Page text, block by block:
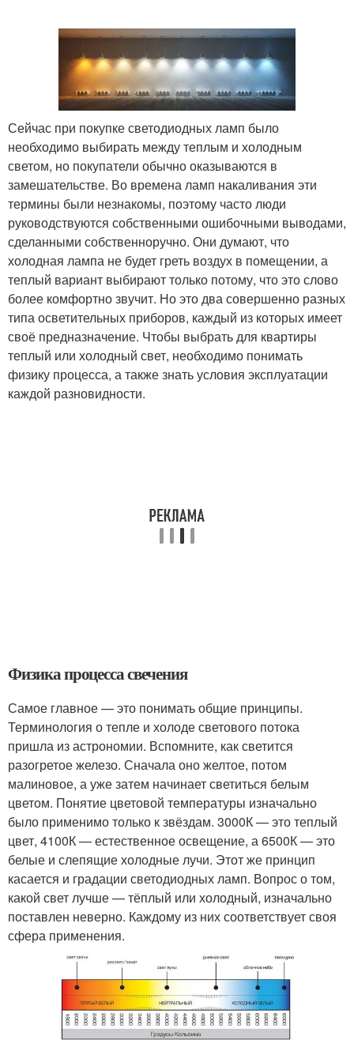
Сейчас при покупке светодиодных ламп было
необходимо выбирать между теплым и холодным
светом, но покупатели обычно оказываются в
замешательстве. Во времена ламп накаливания эти
термины были незнакомы, поэтому часто люди
руководствуются собственными ошибочными выводами,
сделанными собственноручно. Они думают, что
холодная лампа не будет греть воздух в помещении, а
теплый вариант выбирают только потому, что это слово
более комфортно звучит. Но это два совершенно разных
типа осветительных приборов, каждый из которых имеет
своё предназначение. Чтобы выбрать для квартиры
теплый или холодный свет, необходимо понимать
физику процесса, а также знать условия эксплуатации
каждой разновидности.
Физика процесса свечения
Самое главное — это понимать общие принципы.
Терминология о тепле и холоде светового потока
пришла из астрономии. Вспомните, как светится
разогретое железо. Сначала оно желтое, потом
малиновое, а уже затем начинает светиться белым
цветом. Понятие цветовой температуры изначально
было применимо только к звёздам. 3000К — это теплый
цвет, 4100К — естественное освещение, а 6500К — это
белые и слепящие холодные лучи. Этот же принцип
касается и градации светодиодных ламп. Вопрос о том,
какой свет лучше — тёплый или холодный, изначально
поставлен неверно. Каждому из них соответствует своя
сфера применения.